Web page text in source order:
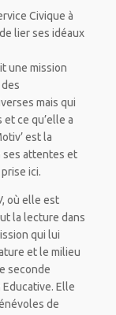
Civique à
lier ses idéaux
une mission
mais qui
ce qu’elle a
est la
ses attentes et
ici.
où elle est
la lecture dans
qui lui
et le milieu
seconde
Elle
de